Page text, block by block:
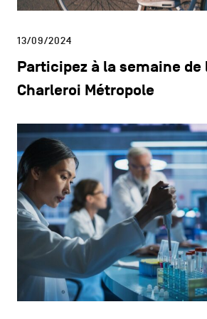
13/09/2024
Participez à la semaine de
Charleroi Métropole